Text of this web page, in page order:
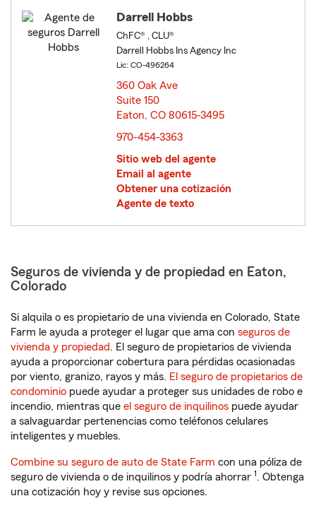
Darrell Hobbs
ChFC® , CLU®
Darrell Hobbs Ins Agency Inc
Lic: CO-496264
360 Oak Ave
Suite 150
Eaton, CO 80615-3495
970-454-3363
Sitio web del agente
Email al agente
Obtener una cotización
Agente de texto
Seguros de vivienda y de propiedad en Eaton,
Colorado
Si alquila o es propietario de una vivienda en Colorado, State
Farm le ayuda a proteger el lugar que ama con seguros de
vivienda y propiedad. El seguro de propietarios de vivienda
ayuda a proporcionar cobertura para pérdidas ocasionadas
por viento, granizo, rayos y más. El seguro de propietarios de
condominio puede ayudar a proteger sus unidades de robo e
incendio, mientras que el seguro de inquilinos puede ayudar
a salvaguardar pertenencias como teléfonos celulares
inteligentes y muebles.
Combine su seguro de auto de State Farm con una póliza de
seguro de vivienda o de inquilinos y podría ahorrar 1. Obtenga
una cotización hoy y revise sus opciones.